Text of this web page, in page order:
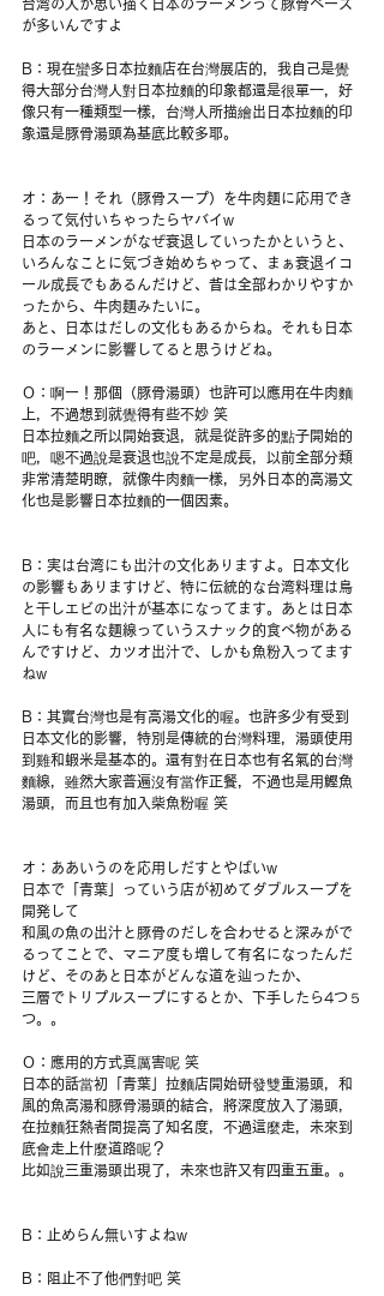
台湾の人が思い描く日本のラーメンって豚骨ベース
が多いんですよ
B：現在蠻多日本拉麵店在台灣展店的，我自己是覺
得大部分台灣人對日本拉麵的印象都還是很單一，好
像只有一種類型一樣，台灣人所描繪出日本拉麵的印
象還是豚骨湯頭為基底比較多耶。
オ：あー！それ（豚骨スープ）を牛肉麺に応用でき
るって気付いちゃったらヤバイw
日本のラーメンがなぜ衰退していったかというと、
いろんなことに気づき始めちゃって、まぁ衰退イコ
ール成長でもあるんだけど、昔は全部わかりやすか
ったから、牛肉麺みたいに。
あと、日本はだしの文化もあるからね。それも日本
のラーメンに影響してると思うけどね。
Ｏ：啊ー！那個（豚骨湯頭）也許可以應用在牛肉麵
上，不過想到就覺得有些不妙 笑
日本拉麵之所以開始衰退，就是從許多的點子開始的
吧，嗯不過說是衰退也說不定是成長，以前全部分類
非常清楚明瞭，就像牛肉麵一樣，另外日本的高湯文
化也是影響日本拉麵的一個因素。
B：実は台湾にも出汁の文化ありますよ。日本文化
の影響もありますけど、特に伝統的な台湾料理は鳥
と干しエビの出汁が基本になってます。あとは日本
人にも有名な麺線っていうスナック的食べ物がある
んですけど、カツオ出汁で、しかも魚粉入ってます
ねw
B：其實台灣也是有高湯文化的喔。也許多少有受到
日本文化的影響，特別是傳統的台灣料理，湯頭使用
到雞和蝦米是基本的。還有對在日本也有名氣的台灣
麵線，雖然大家普遍沒有當作正餐，不過也是用鰹魚
湯頭，而且也有加入柴魚粉喔 笑
オ：ああいうのを応用しだすとやばいw
日本で「青葉」っていう店が初めてダブルスープを
開発して
和風の魚の出汁と豚骨のだしを合わせると深みがで
るってことで、マニア度も増して有名になったんだ
けど、そのあと日本がどんな道を辿ったか、
三層でトリプルスープにするとか、下手したら4つ５
つ。。
Ｏ：應用的方式真厲害呢 笑
日本的話當初「青葉」拉麵店開始研發雙重湯頭，和
風的魚高湯和豚骨湯頭的結合，將深度放入了湯頭，
在拉麵狂熱者間提高了知名度，不過這麼走，未來到
底會走上什麼道路呢？
比如說三重湯頭出現了，未來也許又有四重五重。。
B：止めらん無いすよねw
B：阻止不了他們對吧 笑